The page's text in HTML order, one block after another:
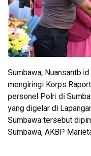
Sumbawa,
mengiringi Korps
personel Polri di
yang digelar di
Sumbawa tersebut
Sumbawa, AKBP